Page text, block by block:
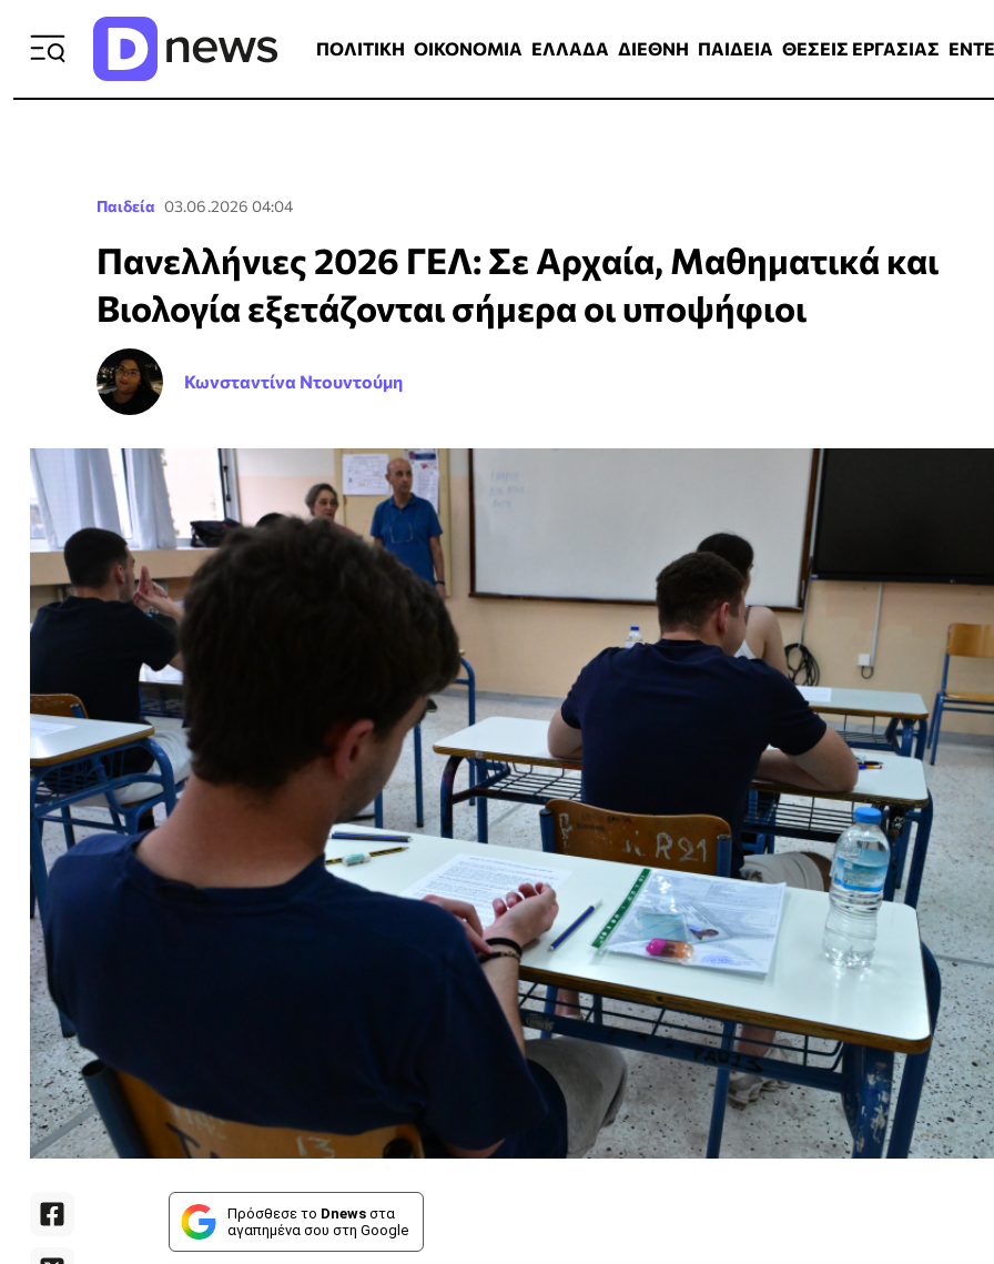
ΠΟΛΙΤΙΚΗ ΟΙΚΟΝΟΜΙΑ ΕΛΛΑΔΑ ΔΙΕΘΝΗ ΠΑΙΔΕΙΑ ΘΕΣΕΙΣ ΕΡΓΑΣΙΑΣ
Παιδεία 03.06.2026 04:04
Πανελλήνιες 2026 ΓΕΛ: Σε Αρχαία, Μαθηματικά και
Βιολογία εξετάζονται σήμερα οι υποψήφιοι
Κωνσταντίνα Ντουντούμη
Πρόσθεσε το Dnews στα
αγαπημένα σου στη Google